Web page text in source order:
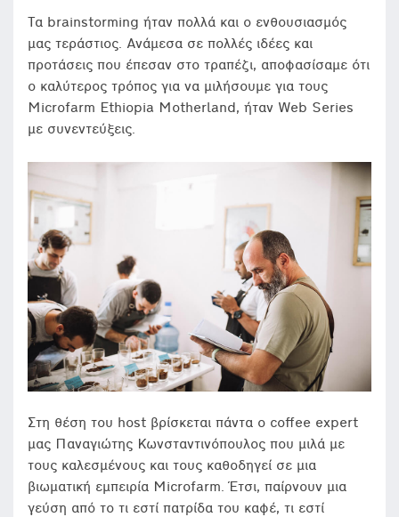
Τα brainstorming ήταν πολλά και ο ενθουσιασμός
μας τεράστιος. Ανάμεσα σε πολλές ιδέες και
προτάσεις που έπεσαν στο τραπέζι, αποφασίσαμε ότι
ο καλύτερος τρόπος για να μιλήσουμε για τους
Microfarm Ethiopia Motherland, ήταν Web Series
με συνεντεύξεις.
Στη θέση του host βρίσκεται πάντα ο coffee expert
μας Παναγιώτης Κωνσταντινόπουλος που μιλά με
τους καλεσμένους και τους καθοδηγεί σε μια
βιωματική εμπειρία Microfarm. Έτσι, παίρνουν μια
γεύση από το τι εστί πατρίδα του καφέ, τι εστί